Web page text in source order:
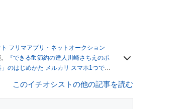
ト フリマアプリ・ネットオークション
『できるfit 節約の達人川崎さちえのポ
」のはじめかた メルカリ スマホ1つでス
０円になり、家にいながら、しかも空
まずは落札者として参加。その後、出
このイチオシストの他の記事を読む